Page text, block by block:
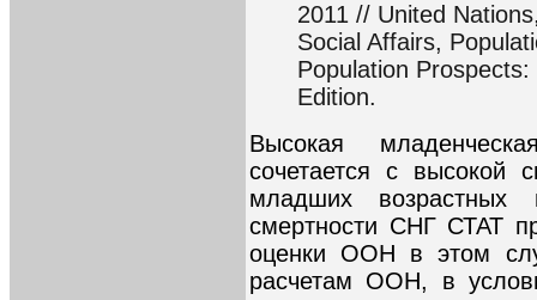
2011 // United
Social Affairs,
Population
Edition.
Высокая
сочетается с высокой
младших возрастных
смертности СНГ СТАТ
оценки ООН в этом
расчетам ООН, в